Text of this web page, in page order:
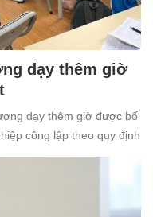
dạy thêm giờ
dạy thêm giờ được bố
công lập theo quy định